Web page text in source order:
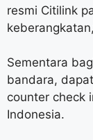
resmi Citilink
Sementara
bandara,
counter check
Indonesia.